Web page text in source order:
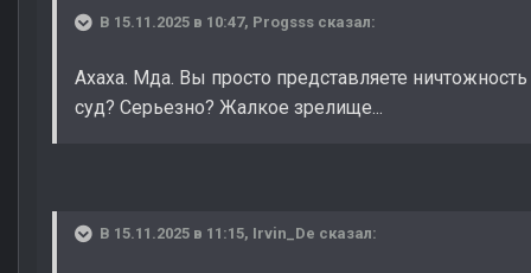
В 15.11.2025 в 10:47, Progsss сказал:
Ахаха. Мда. Вы просто представляете
суд? Серьезно? Жалкое зрелище...
В 15.11.2025 в 11:15, Irvin_De сказал: